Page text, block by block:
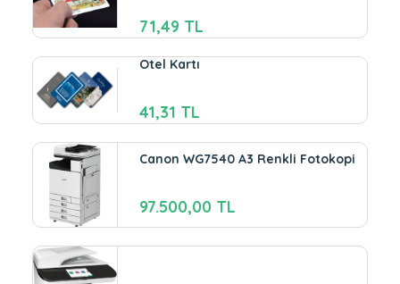
71,49 TL
Otel Kartı
41,31 TL
Canon WG7540 A3 Renkli Fotokopi
97.500,00 TL